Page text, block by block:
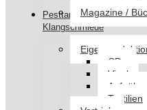
Magazine /
Pesttanz
Klangschmiede
CDs
Vinyl
Aufnäher
Textilien